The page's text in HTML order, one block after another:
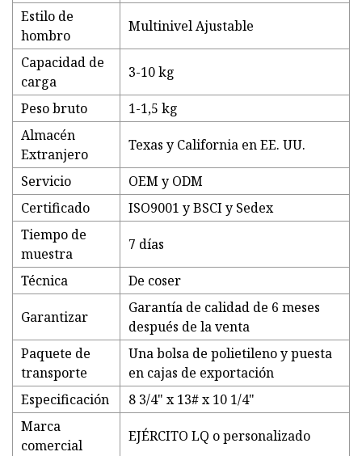
Estilo de
hombro
Multinivel Ajustable
Capacidad de
carga
3-10 kg
Peso bruto
1-1,5 kg
Almacén
Extranjero
Texas y California en EE. UU.
Servicio
OEM y ODM
Certificado
ISO9001 y BSCI y Sedex
Tiempo de
muestra
7 días
Técnica De coser
Garantizar
Garantía de calidad de 6 meses
después de la venta
Paquete de
transporte
Una bolsa de polietileno y puesta
en cajas de exportación
Especificación
8 3/4" x 13# x 10 1/4"
Marca
comercial
EJÉRCITO LQ o personalizado